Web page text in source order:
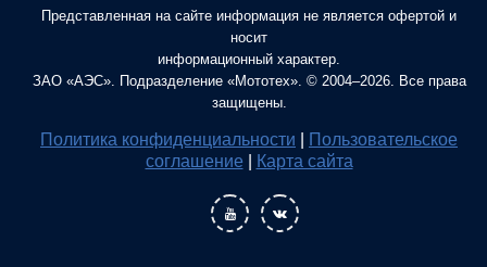
Представленная на сайте информация не является офертой и
носит
информационный характер.
ЗАО «АЭС». Подразделение «Мототех». © 2004–2026. Все права
защищены.
Политика конфиденциальности
Пользовательское
соглашение
Карта сайта